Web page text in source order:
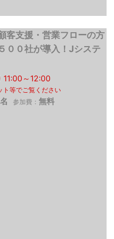
客支援・営業フローの方
００社が導入！Jシステ
11:00～12:00
ト等でご覧ください
参加費： 無料